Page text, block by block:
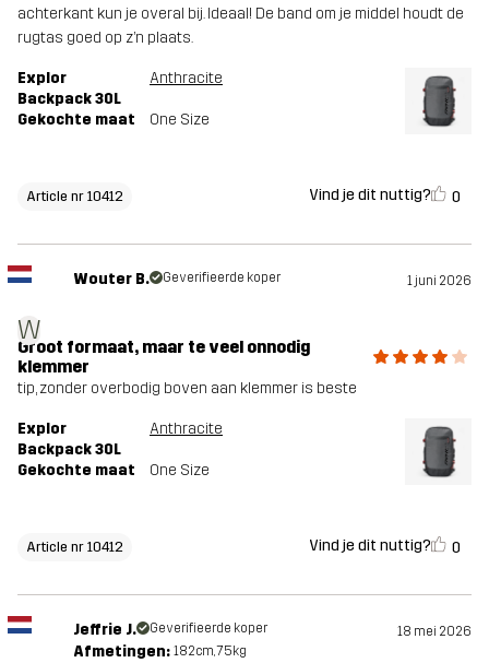
achterkant kun je overal bij. Ideaal! De band om je middel houdt de
rugtas goed op z’n plaats.
Explor
Backpack 30L
Anthracite
Gekochte maat One Size
Article nr 10412 Vind je dit nuttig? 0
W
Wouter B. Geverifieerde koper 1 juni 2026
Groot formaat, maar te veel onnodig
klemmer
tip, zonder overbodig boven aan klemmer is beste
Explor
Backpack 30L
Anthracite
Gekochte maat One Size
Article nr 10412 Vind je dit nuttig? 0
Jeffrie J. Geverifieerde koper 18 mei 2026
Afmetingen: 182cm, 75kg